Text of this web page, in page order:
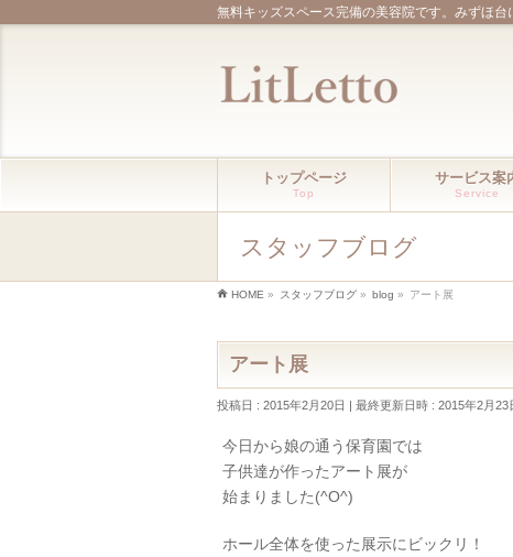
無料キッズスペース完備の美容院です。みずほ
トップページ
Top
サービス案
Service
スタッフブログ
HOME » スタッフブログ » blog » アート展
アート展
投稿日 : 2015年2月20日 最終更新日時 : 2015年2月23
今日から娘の通う保育園では
子供達が作ったアート展が
始まりました(^O^)
ホール全体を使った展示にビックリ！